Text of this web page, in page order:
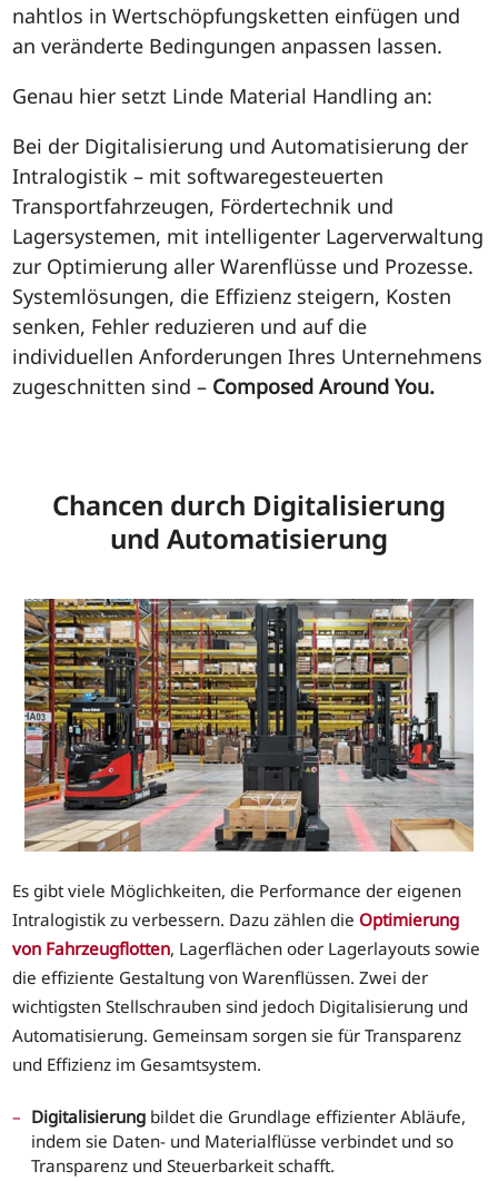
nahtlos in Wertschöpfungsketten einfügen und
an veränderte Bedingungen anpassen lassen.
Genau hier setzt Linde Material Handling an:
Bei der Digitalisierung und Automatisierung der
Intralogistik – mit softwaregesteuerten
Transportfahrzeugen, Fördertechnik und
Lagersystemen, mit intelligenter Lagerverwaltung
zur Optimierung aller Warenflüsse und Prozesse.
Systemlösungen, die Effizienz steigern, Kosten
senken, Fehler reduzieren und auf die
individuellen Anforderungen Ihres Unternehmens
zugeschnitten sind – Composed Around You.
Chancen durch Digitalisierung
und Automatisierung
Es gibt viele Möglichkeiten, die Performance der eigenen
Intralogistik zu verbessern. Dazu zählen die Optimierung
von Fahrzeugflotten, Lagerflächen oder Lagerlayouts sowie
die effiziente Gestaltung von Warenflüssen. Zwei der
wichtigsten Stellschrauben sind jedoch Digitalisierung und
Automatisierung. Gemeinsam sorgen sie für Transparenz
und Effizienz im Gesamtsystem.
Digitalisierung bildet die Grundlage effizienter Abläufe,
indem sie Daten- und Materialflüsse verbindet und so
Transparenz und Steuerbarkeit schafft.